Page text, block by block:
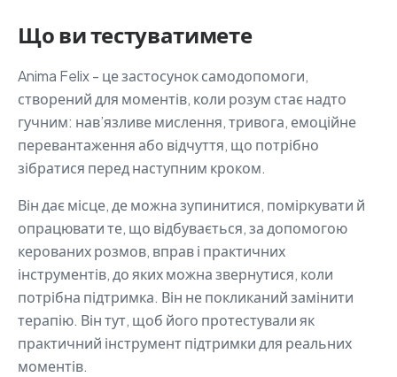
Що ви тестуватимете
Anima Felix - це застосунок самодопомоги,
створений для моментів, коли розум стає надто
гучним: нав’язливе мислення, тривога, емоційне
перевантаження або відчуття, що потрібно
зібратися перед наступним кроком.
Він дає місце, де можна зупинитися, поміркувати й
опрацювати те, що відбувається, за допомогою
керованих розмов, вправ і практичних
інструментів, до яких можна звернутися, коли
потрібна підтримка. Він не покликаний замінити
терапію. Він тут, щоб його протестували як
практичний інструмент підтримки для реальних
моментів.